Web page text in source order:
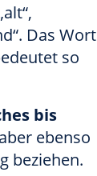
Das Wort
so
bis
ebenso
beziehen.